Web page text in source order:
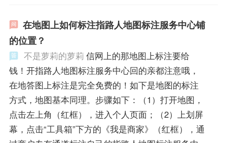
在地图上如何标注指路人地图标注服务中心铺
的位置？
不是萝莉的萝莉 信网上的那地图上标注要给
钱！开指路人地图标注服务中心回的亲都注意哦，
在地答图上标注是完全免费的！如下是地图的标注
方式，地图基本同理。步骤如下：（1）打开地图，
点击左上角（红框），进入个人页面；（2）上划屏
幕，点击“工具箱”下方的《我是商家》（红框），通